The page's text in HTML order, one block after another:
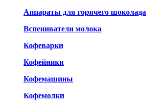
Аппараты для горячего шоколада
Вспениватели молока
Кофеварки
Кофейники
Кофемашины
Кофемолки